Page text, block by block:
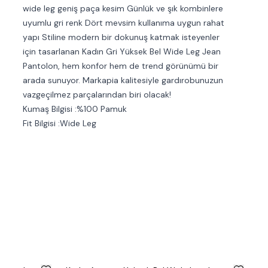
wide leg geniş paça kesim Günlük ve şık kombinlere
uyumlu gri renk Dört mevsim kullanıma uygun rahat
yapı Stiline modern bir dokunuş katmak isteyenler
için tasarlanan Kadın Gri Yüksek Bel Wide Leg Jean
Pantolon, hem konfor hem de trend görünümü bir
arada sunuyor. Markapia kalitesiyle gardırobunuzun
vazgeçilmez parçalarından biri olacak!
Kumaş Bilgisi :%100 Pamuk
Fit Bilgisi :Wide Leg